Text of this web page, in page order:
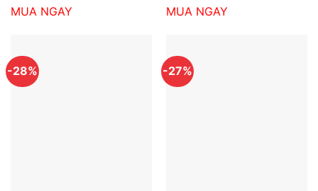
2,657,340₫.
MUA NGAY
2,800,000₫.
MUA NGAY
-28% -27%